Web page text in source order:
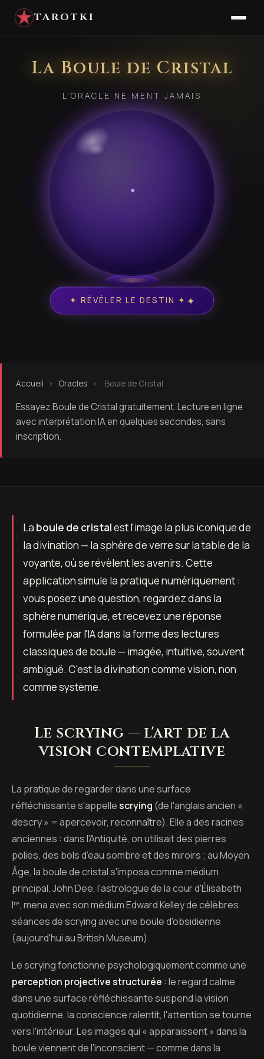
TAROTKI
La Boule de Cristal
L'ORACLE NE MENT JAMAIS
✦ RÉVÉLER LE DESTIN ✦ ✦
Accueil › Oracles › Boule de Cristal
Essayez Boule de Cristal gratuitement. Lecture en ligne
avec interprétation IA en quelques secondes, sans
inscription.
La boule de cristalest l'image la plus iconique de
la divination — la sphère de verre sur la table de la
voyante, où se révèlent les avenirs. Cette
application simule la pratique numériquement :
vous posez une question, regardez dans la
sphère numérique, et recevez une réponse
formulée par l'IA dans la forme des lectures
classiques de boule — imagée, intuitive, souvent
ambiguë. C'est la divination comme vision, non
comme système.
Le scrying — l'art de la
vision contemplative
La pratique de regarder dans une surface
réfléchissante s'appellescrying (de l'anglais ancien «
descry » = apercevoir, reconnaître). Elle a des racines
anciennes : dans l'Antiquité, on utilisait des pierres
polies, des bols d'eau sombre et des miroirs ; au Moyen
Âge, la boule de cristal s'imposa comme médium
principal. John Dee, l'astrologue de la cour d'Élisabeth
Iʳᵉ, mena avec son médium Edward Kelley de célèbres
séances de scrying avec une boule d'obsidienne
(aujourd'hui au British Museum).
Le scrying fonctionne psychologiquement comme une
perception projective structurée : le regard calme
dans une surface réfléchissante suspend la vision
quotidienne, la conscience ralentit, l'attention se tourne
vers l'intérieur. Les images qui « apparaissent » dans la
boule viennent de l'inconscient — comme dans la